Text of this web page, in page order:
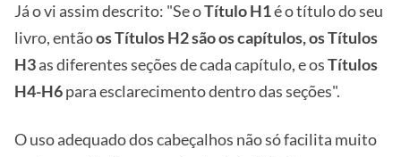
Já o vi assim descrito: "Se oTítulo H1é o título do seu
livro, entãoos Títulos H2são os capítulos, osTítulos
H3as diferentes seções de cada capítulo, e osTítulos
H4-H6para esclarecimento dentro das seções".
O uso adequado dos cabeçalhos não só facilita muito